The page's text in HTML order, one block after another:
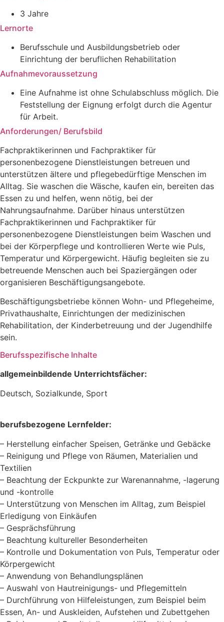
3 Jahre
Lernorte
Berufsschule und Ausbildungsbetrieb oder
Einrichtung der beruflichen Rehabilitation
Aufnahmevoraussetzung
Eine Aufnahme ist ohne Schulabschluss möglich. Die
Feststellung der Eignung erfolgt durch die Agentur
für Arbeit.
Anforderungen/ Berufsbild
Fachpraktikerinnen und Fachpraktiker für
personenbezogene Dienstleistungen betreuen und
unterstützen ältere und pflegebedürftige Menschen im
Alltag. Sie waschen die Wäsche, kaufen ein, bereiten das
Essen zu und helfen, wenn nötig, bei der
Nahrungsaufnahme. Darüber hinaus unterstützen
Fachpraktikerinnen und Fachpraktiker für
personenbezogene Dienstleistungen beim Waschen und
bei der Körperpflege und kontrollieren Werte wie Puls,
Temperatur und Körpergewicht. Häufig begleiten sie zu
betreuende Menschen auch bei Spaziergängen oder
organisieren Beschäftigungsangebote.
Beschäftigungsbetriebe können Wohn- und Pflegeheime,
Privathaushalte, Einrichtungen der medizinischen
Rehabilitation, der Kinderbetreuung und der Jugendhilfe
sein.
Berufsspezifische Inhalte
allgemeinbildende Unterrichtsfächer:
Deutsch, Sozialkunde, Sport
berufsbezogene Lernfelder:
– Herstellung einfacher Speisen, Getränke und Gebäcke
– Reinigung und Pflege von Räumen, Materialien und
Textilien
– Beachtung der Eckpunkte zur Warenannahme, -lagerung
und -kontrolle
– Unterstützung von Menschen im Alltag, zum Beispiel
Erledigung von Einkäufen
– Gesprächsführung
– Beachtung kultureller Besonderheiten
– Kontrolle und Dokumentation von Puls, Temperatur oder
Körpergewicht
– Anwendung von Behandlungsplänen
– Auswahl von Hautreinigungs- und Pflegemitteln
– Durchführung von Hilfeleistungen, zum Beispiel beim
Essen, An- und Auskleiden, Aufstehen und Zubettgehen